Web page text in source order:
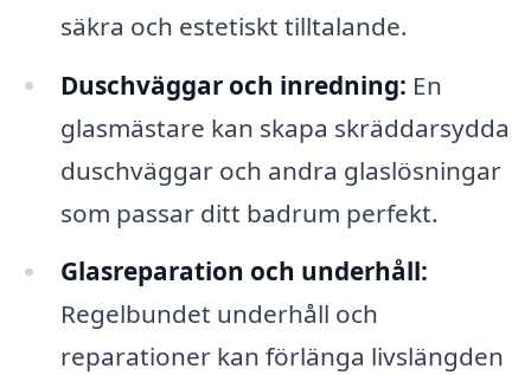
säkra och estetiskt tilltalande.
Duschväggar och inredning: En
glasmästare kan skapa skräddarsydda
duschväggar och andra glaslösningar
som passar ditt badrum perfekt.
Glasreparation och underhåll:
Regelbundet underhåll och
reparationer kan förlänga livslängden